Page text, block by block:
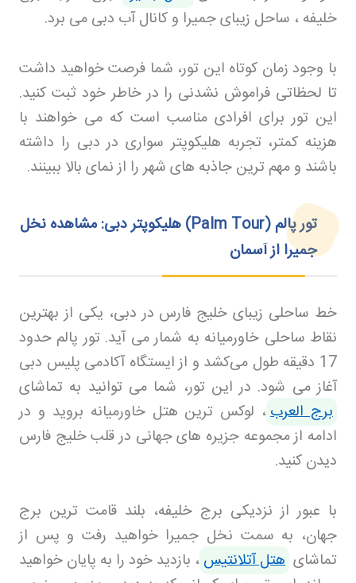
خلیفه ، ساحل زیبای جمیرا و کانال آب دبی می‌ برد.
با وجود زمان کوتاه این تور، شما فرصت خواهید داشت
تا لحظاتی فراموش‌ نشدنی را در خاطر خود ثبت کنید.
این تور برای افرادی مناسب است که می‌ خواهند با
هزینه کمتر، تجربه هلیکوپتر سواری در دبی را داشته
باشند و مهم‌ ترین جاذبه‌ های شهر را از نمای بالا ببینند.
تور پالم(Palm Tour)
هلیکوپتر دبی: مشاهده نخل
جمیرا از آسمان
خط ساحلی زیبای خلیج فارس در دبی، یکی از بهترین
نقاط ساحلی خاورمیانه به شمار می‌ آید. تور پالم حدود
17 دقیقه طول می‌کشد و از ایستگاه آکادمی پلیس دبی
آغاز می‌ شود. در این تور، شما می‌ توانید به تماشای
برج العرب، لوکس‌ ترین هتل خاورمیانه بروید و در
ادامه از مجموعه جزیره‌ های جهانی در قلب خلیج فارس
دیدن کنید.
با عبور از نزدیکی برج خلیفه، بلند قامت‌ ترین برج
جهان، به سمت نخل جمیرا خواهید رفت و پس از
تماشای هتل آتلانتیس، بازدید خود را به پایان خواهید